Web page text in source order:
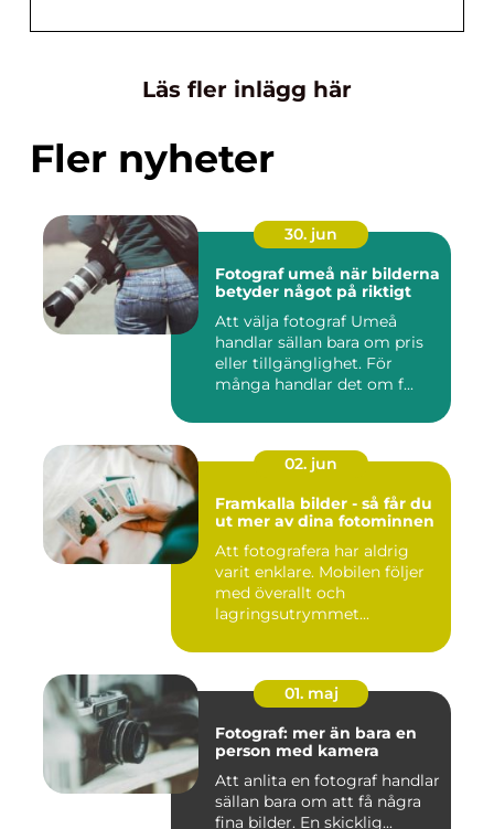
Läs fler inlägg här
Fler nyheter
30. jun
Fotograf umeå när bilderna
betyder något på riktigt
Att välja fotograf Umeå
handlar sällan bara om pris
eller tillgänglighet. För
många handlar det om f...
02. jun
Framkalla bilder - så får du
ut mer av dina fotominnen
Att fotografera har aldrig
varit enklare. Mobilen följer
med överallt och
lagringsutrymmet...
01. maj
Fotograf: mer än bara en
person med kamera
Att anlita en fotograf handlar
sällan bara om att få några
fina bilder. En skicklig...